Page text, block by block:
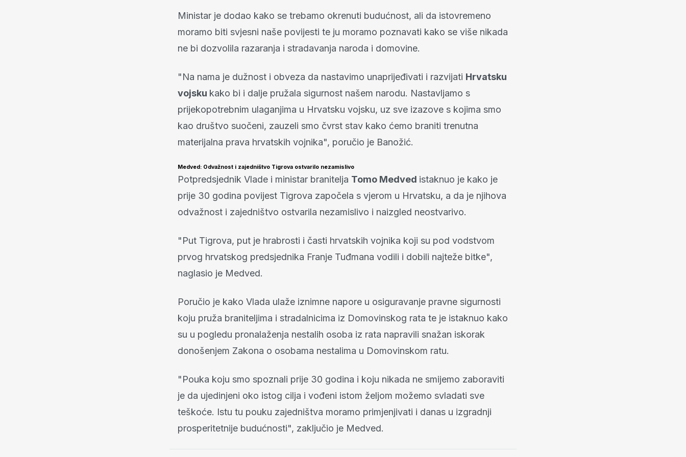
Ministar je dodao kako se trebamo okrenuti budućnost, ali da istovremeno
moramo biti svjesni naše povijesti te ju moramo poznavati kako se više nikada
ne bi dozvolila razaranja i stradavanja naroda i domovine.
"Na nama je dužnost i obveza da nastavimo unaprijeđivati i razvijati Hrvatsku
vojsku kako bi i dalje pružala sigurnost našem narodu. Nastavljamo s
prijekopotrebnim ulaganjima u Hrvatsku vojsku, uz sve izazove s kojima smo
kao društvo suočeni, zauzeli smo čvrst stav kako ćemo braniti trenutna
materijalna prava hrvatskih vojnika", poručio je Banožić.
Medved: Odvažnost i zajedništvo Tigrova ostvarilo nezamislivo
Potpredsjednik Vlade i ministar branitelja Tomo Medved istaknuo je kako je
prije 30 godina povijest Tigrova započela s vjerom u Hrvatsku, a da je njihova
odvažnost i zajedništvo ostvarila nezamislivo i naizgled neostvarivo.
"Put Tigrova, put je hrabrosti i časti hrvatskih vojnika koji su pod vodstvom
prvog hrvatskog predsjednika Franje Tuđmana vodili i dobili najteže bitke",
naglasio je Medved.
Poručio je kako Vlada ulaže iznimne napore u osiguravanje pravne sigurnosti
koju pruža braniteljima i stradalnicima iz Domovinskog rata te je istaknuo kako
su u pogledu pronalaženja nestalih osoba iz rata napravili snažan iskorak
donošenjem Zakona o osobama nestalima u Domovinskom ratu.
"Pouka koju smo spoznali prije 30 godina i koju nikada ne smijemo zaboraviti
je da ujedinjeni oko istog cilja i vođeni istom željom možemo svladati sve
teškoće. Istu tu pouku zajedništva moramo primjenjivati i danas u izgradnji
prosperitetnije budućnosti", zaključio je Medved.